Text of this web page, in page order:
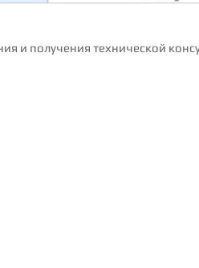
и получения технической